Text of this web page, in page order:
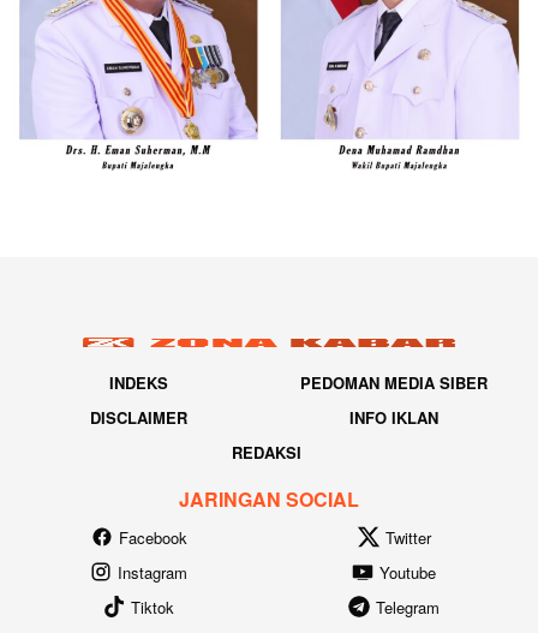
INDEKS
PEDOMAN MEDIA SIBER
DISCLAIMER
INFO IKLAN
REDAKSI
JARINGAN SOCIAL
Facebook
Twitter
Instagram
Youtube
Tiktok
Telegram